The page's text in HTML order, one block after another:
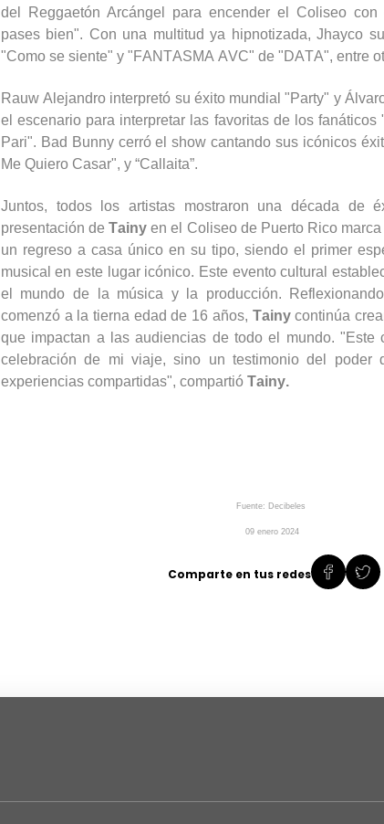
del Reggaetón Arcángel para encender el Coliseo con
pases bien". Con una multitud ya hipnotizada,Jhayco
"Como se siente" y "FANTASMA AVC" de "DATA", entre
Rauw Alejandro interpretó su éxito mundial " Party" y
el escenario para interpretar las favoritas de los fanáticos
Pari". Bad Bunnycerró el show cantando sus icónicos
Me Quiero Casar", y “Callaita”.
Juntos, todos los artistas mostraron una década de
presentación deTainy en el Coliseo de Puerto Rico
un regreso a casa único en su tipo, siendo el primer
musical en este lugar icónico. Este evento cultural
el mundo de la música y la producción.
comenzó a la tierna edad de 16 años, Tainycontinúa
que impactan a las audiencias de todo el mundo. "Este
celebración de mi viaje, sino un testimonio del poder
experiencias compartidas", compartió Tainy.
Fuente: Decibeles
09 enero 2024
Comparte en tus redes